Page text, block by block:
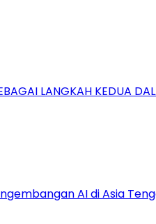
LANGKAH KEDUA
AI di Asia